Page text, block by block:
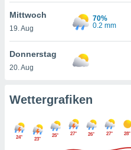
können
von
und
klicken.
und
Mittwoch
19. Aug
70%
0.2 mm
Donnerstag
20. Aug
Wettergrafiken
24° 23°
25° 27° 26° 27° 28°